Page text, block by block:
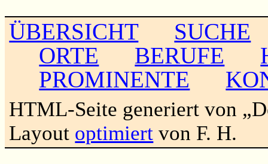
ÜBERSICHT
SUCHE
ORTE
BERUFE
PROMINENTE
HTML-Seite generiert von
Layout optimiert von F. H.